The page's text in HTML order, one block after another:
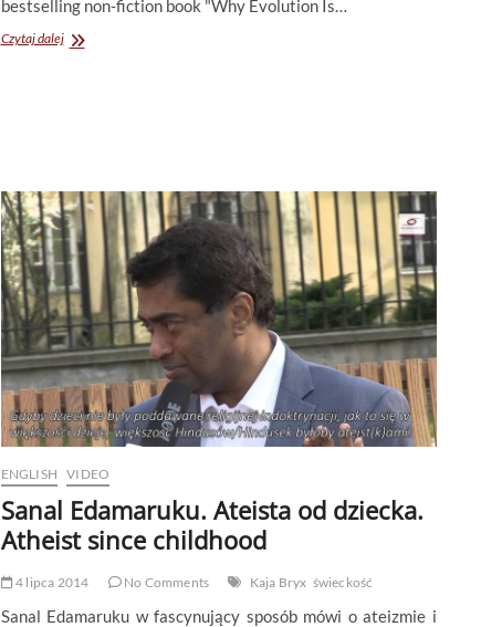
bestselling non-fiction book "Why Evolution Is…
Czytaj dalejScience
ENGLISH VIDEO
Sanal Edamaruku. Ateista od dziecka.
Atheist since childhood
4 lipca 2014 No Comments Kaja Bryx świeckość
Sanal Edamaruku w fascynujący sposób mówi o ateizmie i